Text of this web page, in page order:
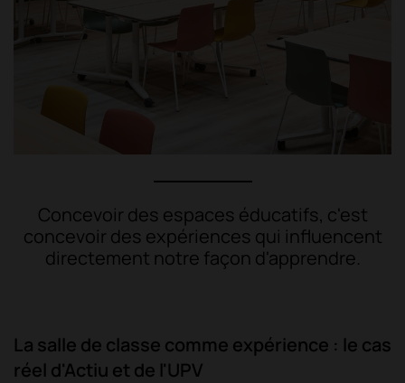
Concevoir des espaces éducatifs, c'est
concevoir des expériences qui influencent
directement notre façon d'apprendre.
La salle de classe comme expérience : le cas
réel d'Actiu et de l'UPV